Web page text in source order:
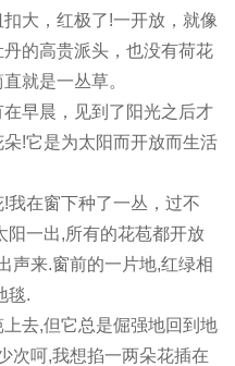
大，红极了!一开放，就像
的高贵派头，也没有荷花
就是一丛草。
早晨，见到了阳光之后才
!它是为太阳而开放而生活
我在窗下种了一丛，过不
阳一出,所有的花苞都开放
声来.窗前的一片地,红绿相
毯.
去,但它总是倔强地回到地
次呵,我想掐一两朵花插在